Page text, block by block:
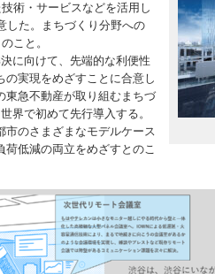
術・サービスなどを活用し
した。まちづくり分野への
こと。
に向けて、先端的な利便性
の実現をめざすことに合意し
東急不動産が取り組むまちづ
界で初めて先行導入する。
市のさまざまなモデルケース
低減の両立をめざすとのこ